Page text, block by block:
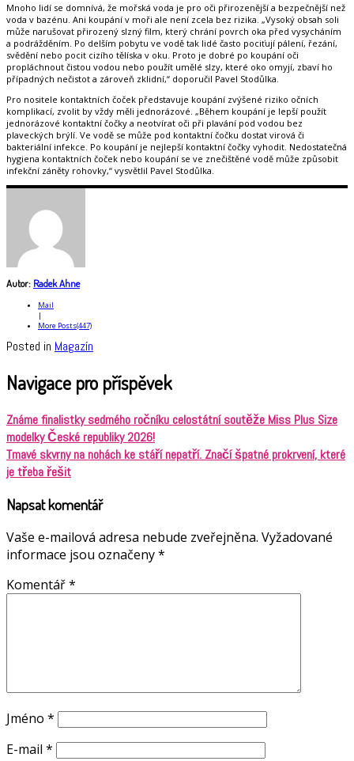
Mnoho lidí se domnívá, že mořská voda je pro oči přirozenější a bezpečnější než
voda v bazénu. Ani koupání v moři ale není zcela bez rizika. „Vysoký obsah soli
může narušovat přirozený slzný film, který chrání povrch oka před vysycháním
a podrážděním. Po delším pobytu ve vodě tak lidé často pociťují pálení, řezání,
svědění nebo pocit cizího tělíska v oku. Proto je dobré po koupání oči
propláchnout čistou vodou nebo použít umělé slzy, které oko omyjí, zbaví ho
případných nečistot a zároveň zklidní,“ doporučil Pavel Stodůlka.
Pro nositele kontaktních čoček představuje koupání zvýšené riziko očních
komplikací, zvolit by vždy měli jednorázové. „Během koupání je lepší použít
jednorázové kontaktní čočky a neotvírat oči při plavání pod vodou bez
plaveckých brýlí. Ve vodě se může pod kontaktní čočku dostat virová či
bakteriální infekce. Po koupání je nejlepší kontaktní čočky vyhodit. Nedostatečná
hygiena kontaktních čoček nebo koupání se ve znečištěné vodě může způsobit
infekční záněty rohovky,“ vysvětlil Pavel Stodůlka.
Autor: Radek Ahne
Mail
|
More Posts(447)
Posted in Magazín
Navigace pro příspěvek
Známe finalistky sedmého ročníku celostátní soutěže Miss Plus Size
modelky České republiky 2026!
Tmavé skvrny na nohách ke stáří nepatří. Značí špatné prokrvení, které
je třeba řešit
Napsat komentář
Vaše e-mailová adresa nebude zveřejněna. Vyžadované
informace jsou označeny*
Komentář*
Jméno *
E-mail *